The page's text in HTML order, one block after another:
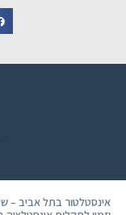
אינסטלטור בתל אביב –